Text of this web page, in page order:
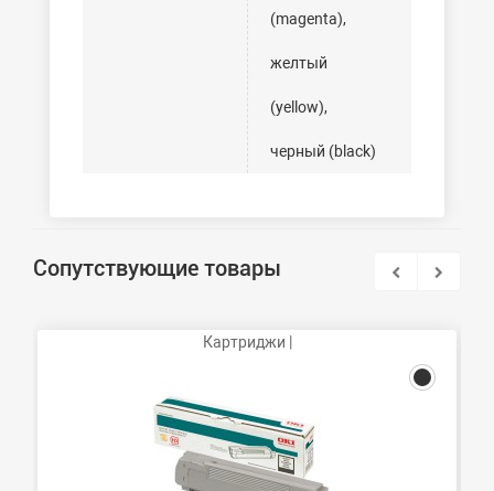
(magenta),
желтый
(yellow),
черный (black)
Сопутствующие товары
Картриджи |